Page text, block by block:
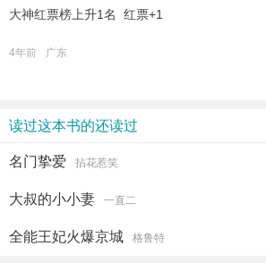
大神红票榜上升1名 红票+1
4年前 广东
读过这本书的还读过
名门挚爱 拈花惹笑
大叔的小小妻 一直二
全能王妃火爆京城 格鲁特